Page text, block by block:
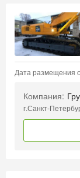
Дата размещения
Компания:
г.Санкт-